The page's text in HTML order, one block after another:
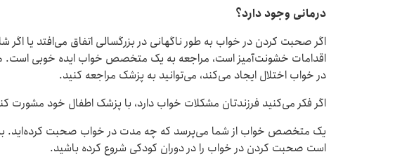
درمانی وجود دارد؟
اگر صحبت کردن در خواب به طور ناگهانی در بزرگسالی اتفاق می‌افتد یا اگر
اقدامات خشونت‌آمیز است، مراجعه به یک متخصص خواب ایده خوبی است.
در خواب اختلال ایجاد می‌کند، می‌توانید به پزشک مراجعه کنید.
اگر فکر می‌کنید فرزندتان مشکلات خواب دارد، با پزشک اطفال خود مشورت
یک متخصص خواب از شما می‌پرسد که چه مدت در خواب صحبت کرده‌اید.
است صحبت کردن در خواب را در دوران کودکی شروع کرده باشید.